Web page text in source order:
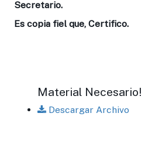
Secretario.
Es copia fiel que, Certifico.
Material Necesario!
Descargar Archivo